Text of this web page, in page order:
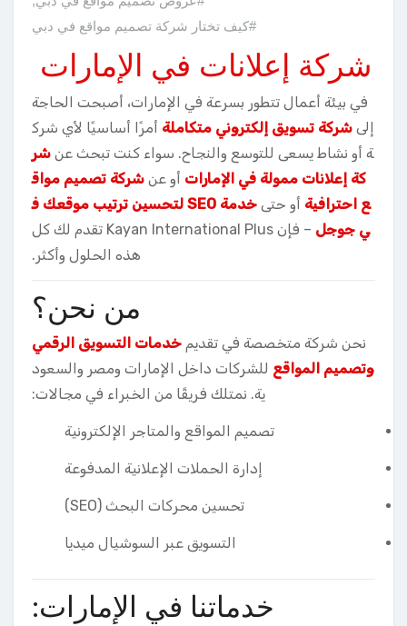
#كيف تختار شركة تصميم مواقع في دبي
شركة إعلانات في الإمارات
في بيئة أعمال تتطور بسرعة في الإمارات، أصبحت الحاجة
إلى شركة تسويق إلكتروني متكاملة أمرًا أساسيًا لأي شرك
ة أو نشاط يسعى للتوسع والنجاح. سواء كنت تبحث عن شر
كة إعلانات ممولة في الإمارات أو عن شركة تصميم مواق
ع احترافية أو حتى
خدمة SEO لتحسين ترتيب موقعك ف
ي جوجل
– فإن Kayan International Plus تقدم لك كل
هذه الحلول وأكثر.
من نحن؟
نحن شركة متخصصة في تقديم خدمات التسويق الرقمي
وتصميم المواقع للشركات داخل الإمارات ومصر والسعود
ية. نمتلك فريقًا من الخبراء في مجالات:
تصميم المواقع والمتاجر الإلكترونية
إدارة الحملات الإعلانية المدفوعة
تحسين محركات البحث (SEO)
التسويق عبر السوشيال ميديا
خدماتنا في الإمارات: